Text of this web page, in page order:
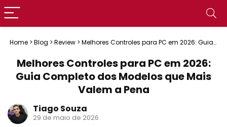
Home > Blog > Review > Melhores Controles para PC em 2026: Guia
Melhores Controles para PC em 2026:
Guia Completo dos Modelos que Mais
Valem a Pena
Tiago Souza
29 de maio de 2026